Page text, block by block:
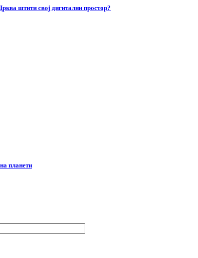
штити свој дигитални простор?
планети